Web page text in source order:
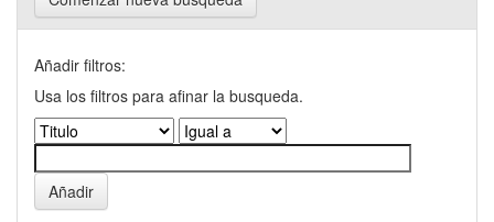
Añadir filtros:
Usa los filtros para afinar la busqueda.